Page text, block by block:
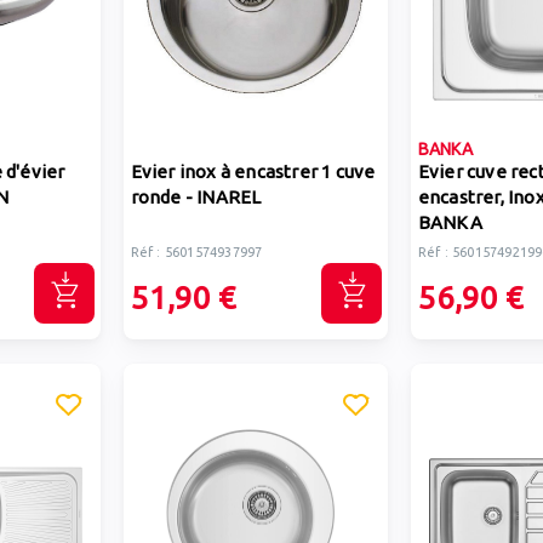
d'évier
Evier inox à encastrer 1 cuve
ronde - INAREL
Réf : 5601574937997
51,90 €
BANKA
Evier cuve
encastrer,
BANKA
Réf :
56,90 €